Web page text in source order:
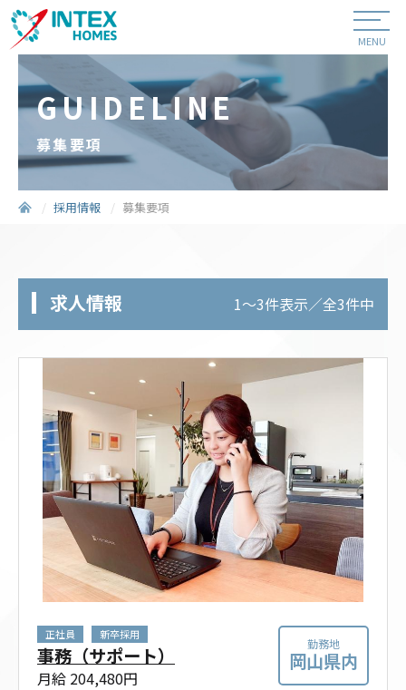
MENU
GUIDELINE
募集要項
採用情報 募集要項
求人情報 1〜3件表示／全3件中
勤務地
岡山県内
正社員 新卒採用
事務（サポート）
月給 204,480円